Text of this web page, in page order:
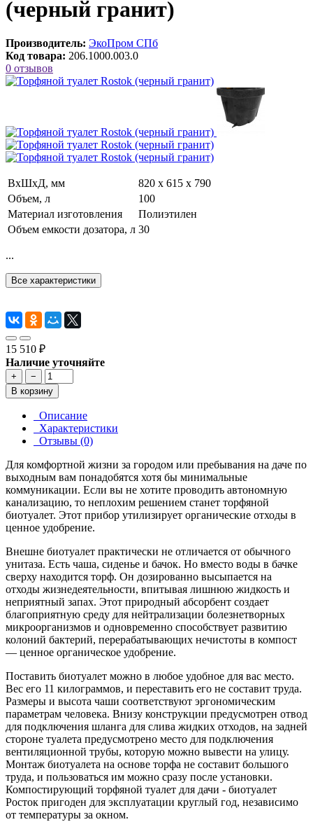
(черный гранит)
Производитель: ЭкоПром СПб
Код товара: 206.1000.003.0
0 отзывов
ВxШxД, мм
820 х 615 х 790
Объем, л
100
Материал изготовления
Полиэтилен
Объем емкости дозатора, л 30
...
Все характеристики
15 510 ₽
Наличие уточняйте
+
−
В корзину
Описание
Характеристики
Отзывы (0)
Для комфортной жизни за городом или пребывания на даче по
выходным вам понадобятся хотя бы минимальные
коммуникации. Если вы не хотите проводить автономную
канализацию, то неплохим решением станет торфяной
биотуалет. Этот прибор утилизирует органические отходы в
ценное удобрение.
Внешне биотуалет практически не отличается от обычного
унитаза. Есть чаша, сиденье и бачок. Но вместо воды в бачке
сверху находится торф. Он дозированно высыпается на
отходы жизнедеятельности, впитывая лишнюю жидкость и
неприятный запах. Этот природный абсорбент создает
благоприятную среду для нейтрализации болезнетворных
микроорганизмов и одновременно способствует развитию
колоний бактерий, перерабатывающих нечистоты в компост
— ценное органическое удобрение.
Поставить биотуалет можно в любое удобное для вас место.
Вес его 11 килограммов, и переставить его не составит труда.
Размеры и высота чаши соответствуют эргономическим
параметрам человека. Внизу конструкции предусмотрен отвод
для подключения шланга для слива жидких отходов, на задней
стороне туалета предусмотрено место для подключения
вентиляционной трубы, которую можно вывести на улицу.
Монтаж биотуалета на основе торфа не составит большого
труда, и пользоваться им можно сразу после установки.
Компостирующий торфяной туалет для дачи - биотуалет
Росток пригоден для эксплуатации круглый год, независимо
от температуры за окном.